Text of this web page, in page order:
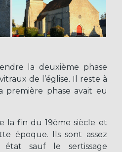
la deuxième phase
de l’église. Il reste à
première phase avait eu
la fin du 19ème siècle et
époque. Ils sont assez
sauf le sertissage